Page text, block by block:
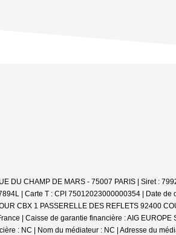
DU CHAMP DE MARS - 75007 PARIS | Siret :
| Carte T : CPI 75012023000000354 | Date
CBX 1 PASSERELLE DES REFLETS 92400
| Caisse de garantie financière : AIG
: NC | Nom du médiateur : NC | Adresse du